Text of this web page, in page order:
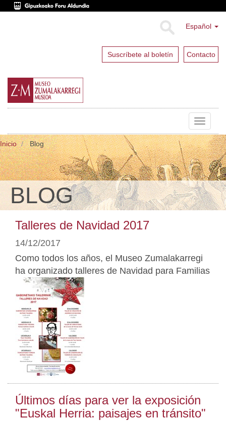
Español
Suscríbete al boletín Contacto
Toggle
Inicio Blog
BLOG
Talleres de Navidad 2017
14/12/2017
Como todos los años, el Museo Zumalakarregi
ha organizado talleres de Navidad para Familias
Últimos días para ver la exposición
"Euskal Herria: paisajes en tránsito"